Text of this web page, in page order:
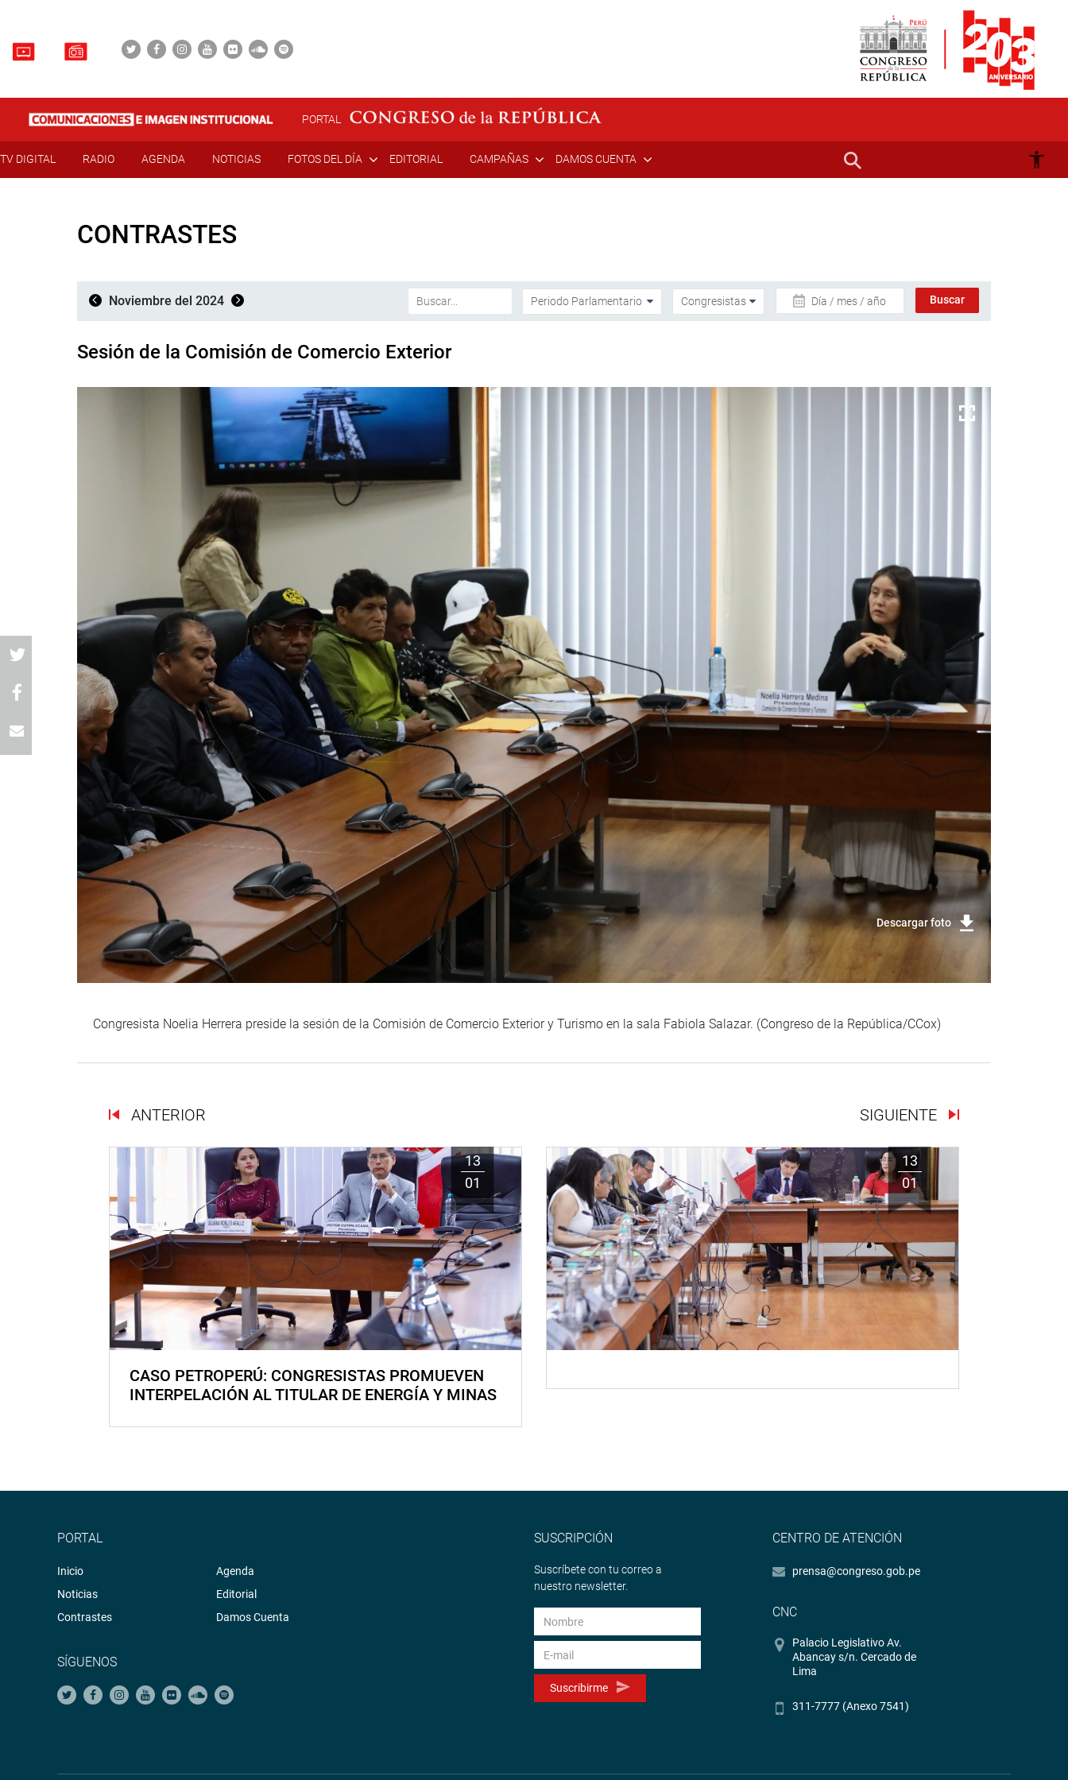
PORTAL
TV DIGITAL RADIO AGENDA NOTICIAS FOTOS DEL DÍA EDITORIAL CAMPAÑAS DAMOS CUENTA
CONTRASTES
Noviembre del 2024 Día / mes / año
Sesión de la Comisión de Comercio Exterior
Descargar foto
Congresista Noelia Herrera preside la sesión de la Comisión de Comercio Exterior y Turismo en la sala Fabiola Salazar. (Congreso de la República/CCox)
ANTERIOR SIGUIENTE
13
01
CASO PETROPERÚ: CONGRESISTAS PROMUEVEN
INTERPELACIÓN AL TITULAR DE ENERGÍA Y MINAS
13
01
PORTAL
Inicio
Noticias
Contrastes
Agenda
Editorial
Damos Cuenta
SÍGUENOS
SUSCRIPCIÓN
Suscríbete con tu correo a
nuestro newsletter.
Suscribirme
CENTRO DE ATENCIÓN
prensa@congreso.gob.pe
CNC
Palacio Legislativo Av.
Abancay s/n. Cercado de
Lima
311-7777 (Anexo 7541)